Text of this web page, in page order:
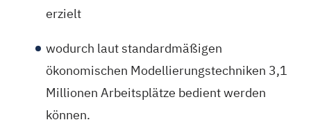
erzielt
wodurch laut standardmäßigen
ökonomischen Modellierungstechniken 3,1
Millionen Arbeitsplätze bedient werden
können.